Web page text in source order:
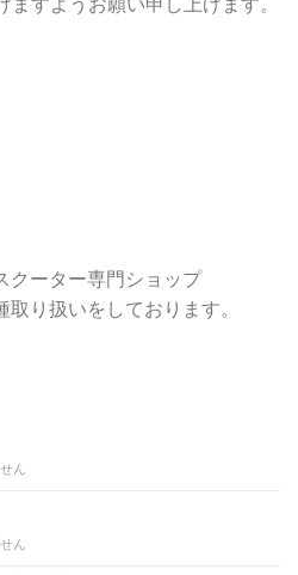
クーター専門ショップ
り扱いをしております。
ん
ん